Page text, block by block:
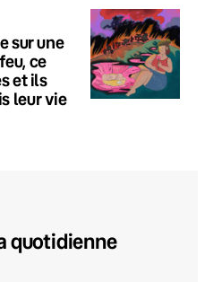
sur une
ce
et ils
leur vie
quotidienne